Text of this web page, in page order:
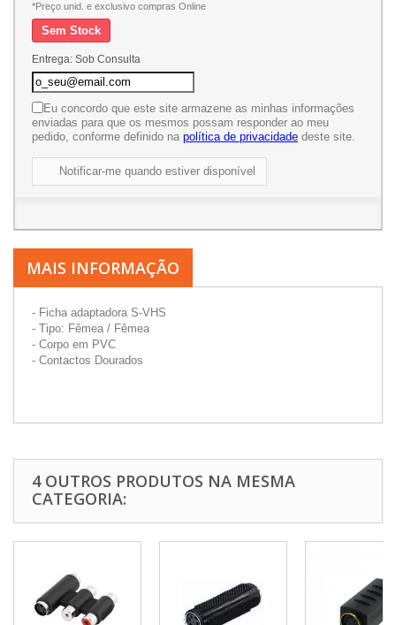
*Preço unid. e exclusivo compras Online
Sem Stock
Entrega: Sob Consulta
Eu concordo que este site armazene as minhas informações
enviadas para que os mesmos possam responder ao meu
pedido, conforme definido na política de privacidade deste site.
Notificar-me quando estiver disponível
MAIS INFORMAÇÃO
- Ficha adaptadora S-VHS
- Tipo: Fêmea / Fêmea
- Corpo em PVC
- Contactos Dourados
4 OUTROS PRODUTOS NA MESMA
CATEGORIA: